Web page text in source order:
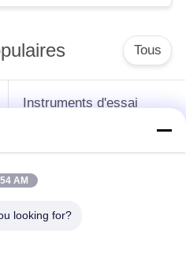
Tous
Instruments d'essai
graisse
d'huile de
AM
looking for?